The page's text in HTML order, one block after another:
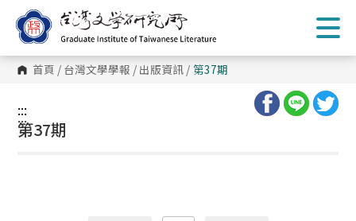
到
主
內
容 首頁 / 台灣文學學報 / 出版資訊 / 第37期
:::
:::
第37期